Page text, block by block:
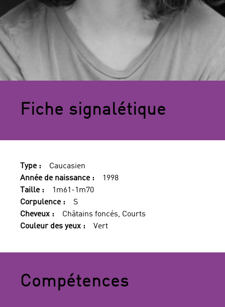
Fiche signalétique
Type :
Caucasien
Année de naissance :
1998
Taille :
1m61-1m70
Corpulence :
S
Cheveux :
Châtains foncés, Courts
Couleur des yeux :
Vert
Compétences